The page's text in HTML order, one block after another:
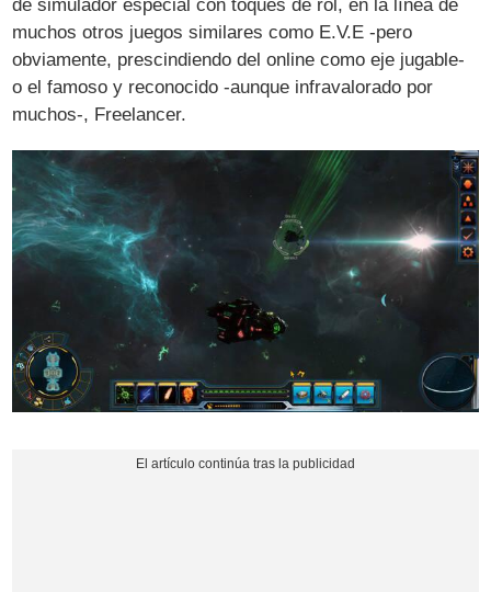
de simulador especial con toques de rol, en la línea de
muchos otros juegos similares como E.V.E -pero
obviamente, prescindiendo del online como eje jugable-
o el famoso y reconocido -aunque infravalorado por
muchos-, Freelancer.